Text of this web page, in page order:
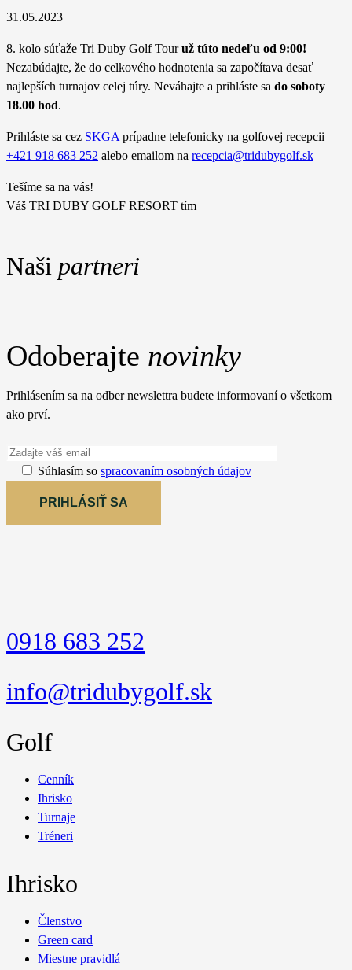
31.05.2023
8. kolo súťaže Tri Duby Golf Touruž túto nedeľu od 9:00!
Nezabúdajte, že do celkového hodnotenia sa započítava desať
najlepších turnajov celej túry. Neváhajte a prihláste sa do soboty
18.00 hod.
Prihláste sa cez SKGA prípadne telefonicky na golfovej recepcii
+421 918 683 252 alebo emailom na recepcia@tridubygolf.sk
Tešíme sa na vás!
Váš TRI DUBY GOLF RESORT tím
Naši partneri
Odoberajte novinky
Prihlásením sa na odber newslettra budete informovaní o všetkom
ako prví.
Súhlasím so spracovaním osobných údajov
PRIHLÁSIŤ SA
0918 683 252
info@tridubygolf.sk
Golf
Cenník
Ihrisko
Turnaje
Tréneri
Ihrisko
Členstvo
Green card
Miestne pravidlá